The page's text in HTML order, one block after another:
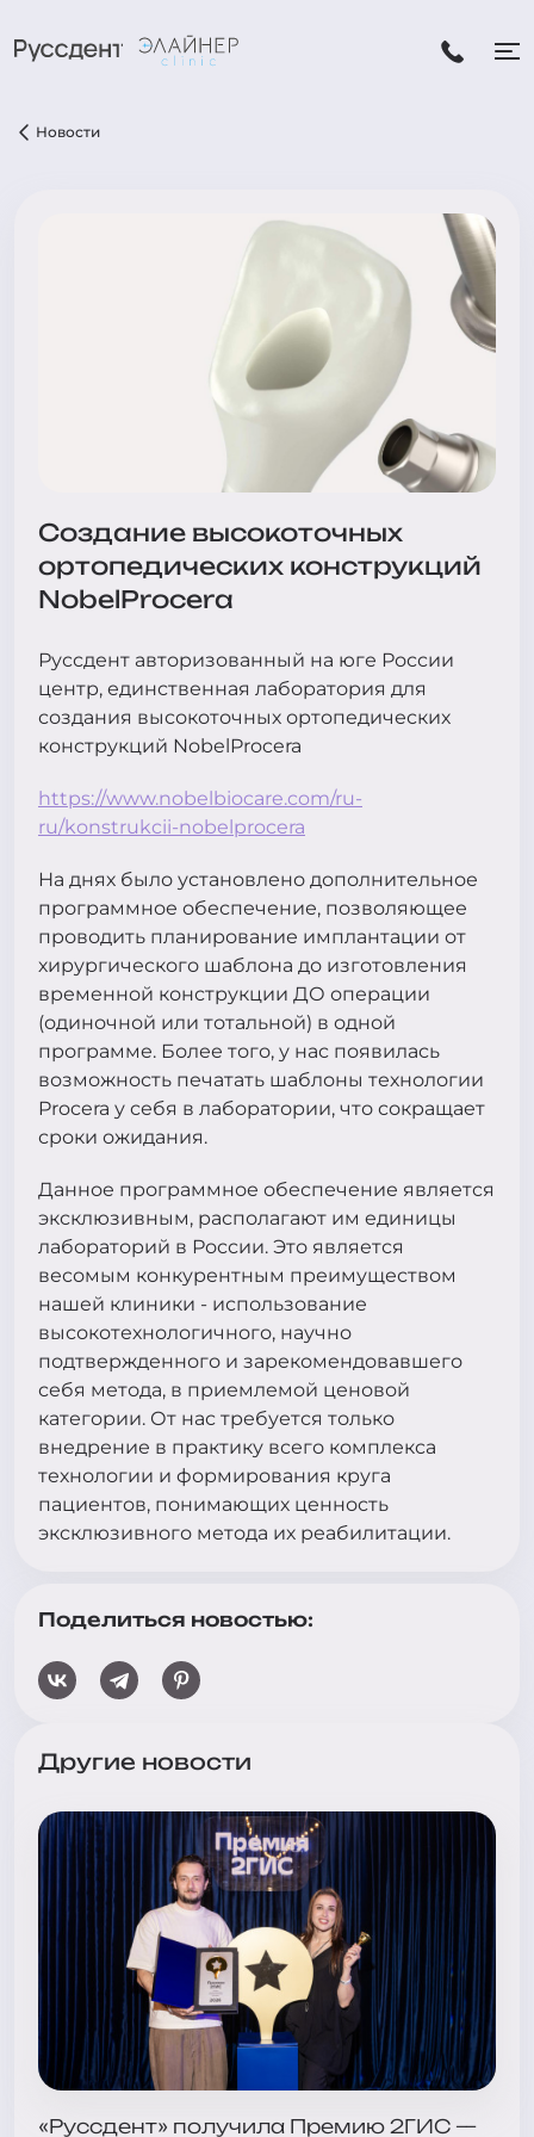
Новости
Создание высокоточных
ортопедических конструкций
NobelProcera
Руссдент авторизованный на юге России
центр, единственная лаборатория для
создания высокоточных ортопедических
конструкций NobelProcera
https://www.nobelbiocare.com/ru-
ru/konstrukcii-nobelprocera
На днях было установлено дополнительное
программное обеспечение, позволяющее
проводить планирование имплантации от
хирургического шаблона до изготовления
временной конструкции ДО операции
(одиночной или тотальной) в одной
программе. Более того, у нас появилась
возможность печатать шаблоны технологии
Procera у себя в лаборатории, что сокращает
сроки ожидания.
Данное программное обеспечение является
эксклюзивным, располагают им единицы
лабораторий в России. Это является
весомым конкурентным преимуществом
нашей клиники - использование
высокотехнологичного, научно
подтвержденного и зарекомендовавшего
себя метода, в приемлемой ценовой
категории. От нас требуется только
внедрение в практику всего комплекса
технологии и формирования круга
пациентов, понимающих ценность
эксклюзивного метода их реабилитации.
Поделиться новостью:
Другие новости
«Руссдент» получила Премию 2ГИС —